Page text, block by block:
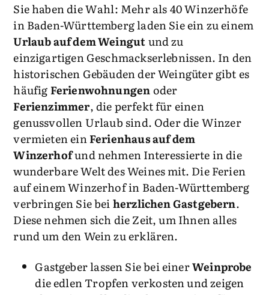
Sie haben die Wahl: Mehr als 40 Winzerhöfe
in Baden-Württemberg laden Sie ein zu einem
Urlaub auf dem Weingutund zu
einzigartigen Geschmackserlebnissen. In den
historischen Gebäuden der Weingüter gibt es
häufig Ferienwohnungenoder
Ferienzimmer, die perfekt für einen
genussvollen Urlaub sind. Oder die Winzer
vermieten einFerienhaus auf dem
Winzerhofund nehmen Interessierte in die
wunderbare Welt des Weines mit. Die Ferien
auf einem Winzerhof in Baden-Württemberg
verbringen Sie beiherzlichen Gastgebern.
Diese nehmen sich die Zeit, um Ihnen alles
rund um den Wein zu erklären.
Gastgeber lassen Sie bei einerWeinprobe
die edlen Tropfen verkosten und zeigen